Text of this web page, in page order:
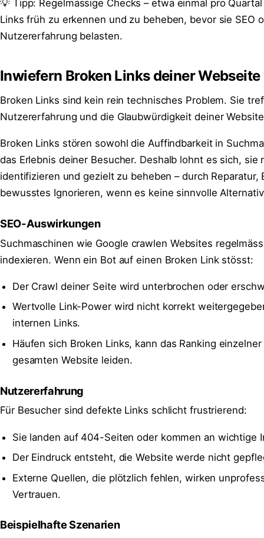
💡 Tipp: Regelmässige Checks – etwa einmal pro
Links früh zu erkennen und zu beheben, bevor sie SEO
Nutzererfahrung belasten.
Inwiefern Broken Links deiner
Broken Links sind kein rein technisches Problem. Sie
Nutzererfahrung und die Glaubwürdigkeit deiner
Broken Links stören sowohl die Auffindbarkeit in
das Erlebnis deiner Besucher. Deshalb lohnt es sich, sie
identifizieren und gezielt zu beheben – durch Reparatur,
bewusstes Ignorieren, wenn es keine sinnvolle
SEO-Auswirkungen
Suchmaschinen wie Google crawlen Websites
indexieren. Wenn ein Bot auf einen Broken Link stösst:
Der Crawl deiner Seite wird unterbrochen oder
Wertvolle Link-Power wird nicht korrekt
internen Links.
Häufen sich Broken Links, kann das Ranking
gesamten Website leiden.
Nutzererfahrung
Für Besucher sind defekte Links schlicht frustrierend:
Sie landen auf 404-Seiten oder kommen an wichtige
Der Eindruck entsteht, die Website werde nicht
Externe Quellen, die plötzlich fehlen, wirken
Vertrauen.
Beispielhafte Szenarien